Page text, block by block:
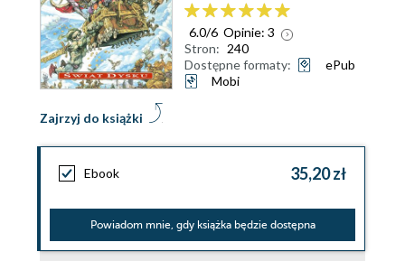
Zajrzyj do książki
6.0/6 Opinie: 3
Stron: 240
Dostępne formaty:
ePub
Mobi
Ebook 35,20 zł
Powiadom mnie, gdy książka będzie dostępna